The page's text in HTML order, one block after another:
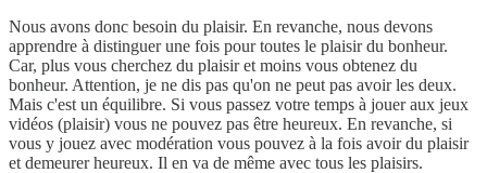
Nous avons donc besoin du plaisir. En revanche, nous devons
apprendre à distinguer une fois pour toutes le plaisir du bonheur.
Car, plus vous cherchez du plaisir et moins vous obtenez du
bonheur. Attention, je ne dis pas qu'on ne peut pas avoir les deux.
Mais c'est un équilibre. Si vous passez votre temps à jouer aux jeux
vidéos (plaisir) vous ne pouvez pas être heureux. En revanche, si
vous y jouez avec modération vous pouvez à la fois avoir du plaisir
et demeurer heureux. Il en va de même avec tous les plaisirs.